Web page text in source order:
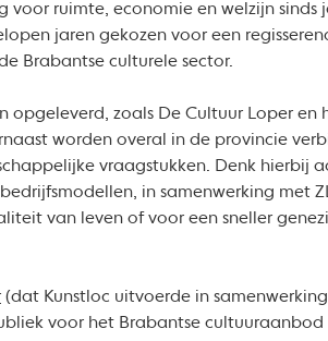
voor ruimte, economie en welzijn
jaren gekozen voor een
Brabantse culturele sector.
opgeleverd, zoals De Cultuur Loper
worden overal in de provincie
vraagstukken. Denk hierbij
in samenwerking met
van leven of voor een sneller
(dat Kunstloc uitvoerde in
voor het Brabantse cultuuraanbod